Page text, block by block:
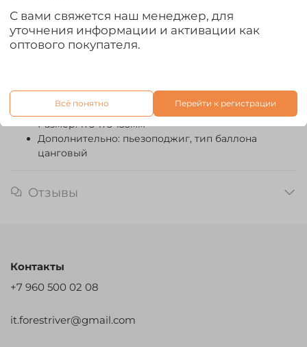
Тип: веерная газовая плита
Вес: 715г.
Область применения: кемпинг, автотуризм, охота,
Топливо: газ бутан
Расход топлива: 100г/ч
Размер: 175*175*135мм
Дополнительно: пьезоподжиг, тип баллона
цанговый
Отзывы
Контакты
+7 960 500 02 08
it.forestriver@gmail.com
С вами свяжется наш менеджер, для
уточнения информации и активации как
оптового покупателя.
Всё понятно Перейти к регистрации